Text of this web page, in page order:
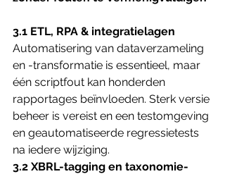
3.1 ETL, RPA & integratielagen
Automatisering van dataverzameling
en -transformatie is essentieel, maar
één scriptfout kan honderden
rapportages beïnvloeden. Sterk versie
beheer is vereist en een testomgeving
en geautomatiseerde regressietests
na iedere wijziging.
3.2 XBRL-tagging en taxonomie-